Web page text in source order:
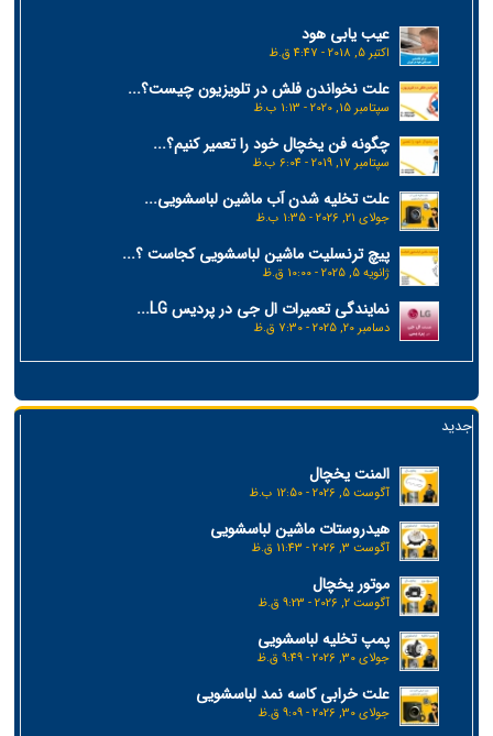
عیب یابی هود
اکتبر 5, 2018 - 4:47 ق.ظ
علت نخواندن فلش در تلویزیون چیست؟...
سپتامبر 15, 2020 - 1:13 ب.ظ
چگونه فن یخچال خود را تعمیر کنیم؟...
سپتامبر 17, 2019 - 6:04 ب.ظ
علت تخلیه شدن آب ماشین لباسشویی...
جولای 21, 2026 - 1:35 ب.ظ
پیچ ترنسلیت ماشین لباسشویی کجاست ؟...
ژانویه 5, 2025 - 10:00 ق.ظ
نمایندگی تعمیرات ال جی در پردیس LG...
دسامبر 20, 2025 - 7:30 ق.ظ
جدید
المنت یخچال
آگوست 5, 2026 - 12:50 ب.ظ
هیدروستات ماشین لباسشویی
آگوست 3, 2026 - 11:43 ق.ظ
موتور یخچال
آگوست 2, 2026 - 9:23 ق.ظ
پمپ تخلیه لباسشویی
جولای 30, 2026 - 9:49 ق.ظ
علت خرابی کاسه نمد لباسشویی
جولای 30, 2026 - 9:09 ق.ظ